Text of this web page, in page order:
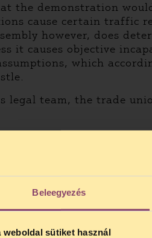
Beleegyezés
weboldal sütiket használ
the demonstration
cause certain traffic
however, does
it causes objective
which
legal team, the trade